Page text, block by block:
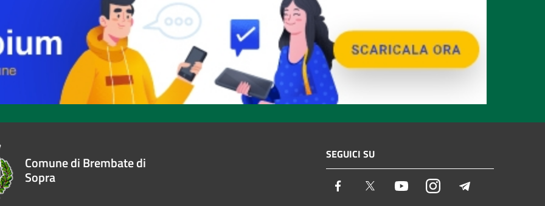
Comune di Brembate di
Sopra
SEGUICI SU
Facebook Twitter YoutubeInstagram